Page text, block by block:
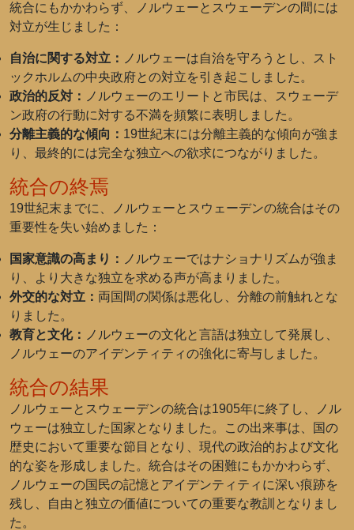
統合にもかかわらず、ノルウェーとスウェーデンの間には
対立が生じました：
自治に関する対立：
ノルウェーは自治を守ろうとし、スト
ックホルムの中央政府との対立を引き起こしました。
政治的反対：
ノルウェーのエリートと市民は、スウェーデ
ン政府の行動に対する不満を頻繁に表明しました。
分離主義的な傾向： 19世紀末には分離主義的な傾向が強ま
り、最終的には完全な独立への欲求につながりました。
統合の終焉
19世紀末までに、ノルウェーとスウェーデンの統合はその
重要性を失い始めました：
国家意識の高まり：
ノルウェーではナショナリズムが強ま
り、より大きな独立を求める声が高まりました。
外交的な対立： 両国間の関係は悪化し、分離の前触れとな
りました。
教育と文化：
ノルウェーの文化と言語は独立して発展し、
ノルウェーのアイデンティティの強化に寄与しました。
統合の結果
ノルウェーとスウェーデンの統合は1905年に終了し、ノル
ウェーは独立した国家となりました。この出来事は、国の
歴史において重要な節目となり、現代の政治的および文化
的な姿を形成しました。統合はその困難にもかかわらず、
ノルウェーの国民の記憶とアイデンティティに深い痕跡を
残し、自由と独立の価値についての重要な教訓となりまし
た。